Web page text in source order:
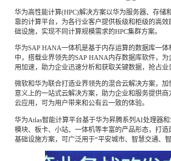
物流与供应链 建
特种新材料 文
企业级服务
基础设施建设 环
专家委员会
沙利文中国分支机构
华为高性能计算(HPC)解决方案以华为服务器、存储
靠的计算平台，为各行业客户提供板级和柜级的高效
础设施，实现不同计算规模需求的HPC集群方案。
华为SAP HANA一体机是基于内存运算的数据库一
中，搭载业界领先的SAP HANA内存数据库软件，为
用加速，助力企业迅速分析和获取关键数据，抢占业
微软和华为联合打造业界领先的混合云解决方案，加
意义上的一站式云解决方案，助力企业和服务提供商
云应用，可为用户带来和公有云一致的体验。
华为Atlas智能计算平台基于华为昇腾系列AI处理器
模块、板卡、小站、一体机等丰富的产品形态，打造
基础设施方案，可广泛用于“平安城市、智慧交通、